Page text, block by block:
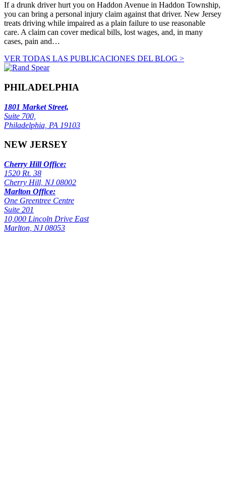
If a drunk driver hurt you on Haddon Avenue in Haddon Township,
you can bring a personal injury claim against that driver. New Jersey
treats driving while impaired as a plain failure to use reasonable
care. A claim can cover medical bills, lost wages, and, in many
cases, pain and…
VER TODAS LAS PUBLICACIONES DEL BLOG >
PHILADELPHIA
1801 Market Street,
Suite 700,
Philadelphia, PA 19103
NEW JERSEY
Cherry Hill Office:
1520 Rt. 38
Cherry Hill, NJ 08002
Marlton Office:
One Greentree Centre
Suite 201
10,000 Lincoln Drive East
Marlton, NJ 08053